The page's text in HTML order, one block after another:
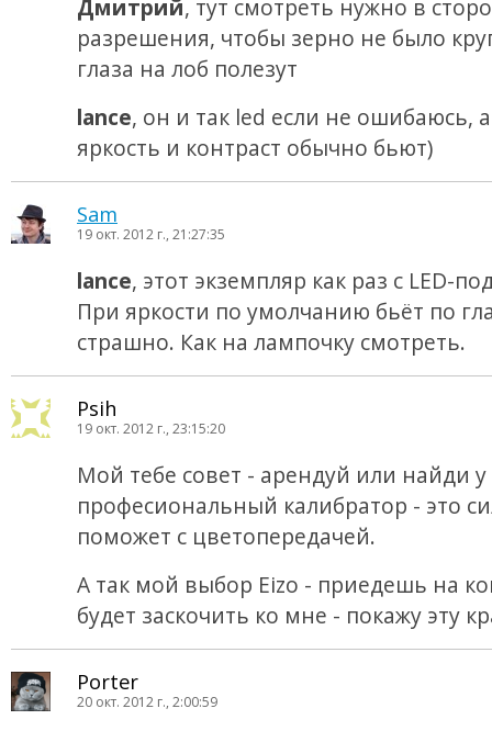
Дмитрий, тут смотреть нужно в
разрешения, чтобы зерно не было
глаза на лоб полезут
lance, он и так led если не ошибаюсь,
яркость и контраст обычно бьют)
Sam
19 окт. 2012 г., 21:27:35
lance, этот экземпляр как раз с LED-
При яркости по умолчанию бьёт по
страшно. Как на лампочку смотреть.
Psih
19 окт. 2012 г., 23:15:20
Мой тебе совет - арендуй или найди
професиональный калибратор - это
поможет с цветопередачей.
А так мой выбор Eizo - приедешь на
будет заскочить ко мне - покажу эту
Porter
20 окт. 2012 г., 2:00:59